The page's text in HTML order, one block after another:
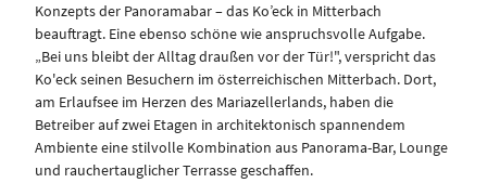
Konzepts der Panoramabar – das Ko’eck in Mitterbach
beauftragt. Eine ebenso schöne wie anspruchsvolle Aufgabe.
„Bei uns bleibt der Alltag draußen vor der Tür!", verspricht das
Ko'eck seinen Besuchern im österreichischen Mitterbach. Dort,
am Erlaufsee im Herzen des Mariazellerlands, haben die
Betreiber auf zwei Etagen in architektonisch spannendem
Ambiente eine stilvolle Kombination aus Panorama-Bar, Lounge
und rauchertauglicher Terrasse geschaffen.